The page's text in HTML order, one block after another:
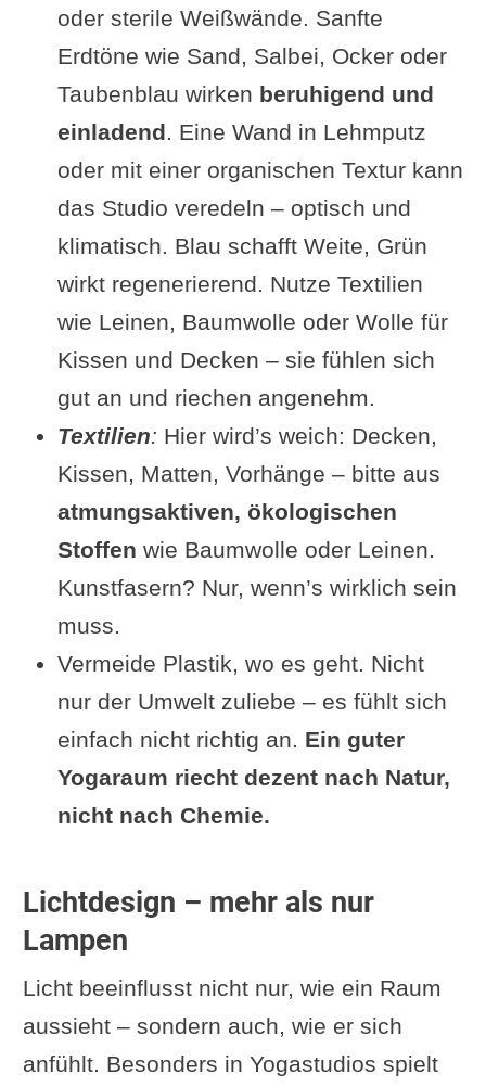
oder sterile Weißwände. Sanfte
Erdtöne wie Sand, Salbei, Ocker oder
Taubenblau wirken beruhigend und
einladend . Eine Wand in Lehmputz
oder mit einer organischen Textur kann
das Studio veredeln – optisch und
klimatisch. Blau schafft Weite, Grün
wirkt regenerierend. Nutze Textilien
wie Leinen, Baumwolle oder Wolle für
Kissen und Decken – sie fühlen sich
gut an und riechen angenehm.
Textilien: Hier wird’s weich: Decken,
Kissen, Matten, Vorhänge – bitte aus
atmungsaktiven, ökologischen
Stoffen wie Baumwolle oder Leinen.
Kunstfasern? Nur, wenn’s wirklich sein
muss.
Vermeide Plastik, wo es geht. Nicht
nur der Umwelt zuliebe – es fühlt sich
einfach nicht richtig an. Ein guter
Yogaraum riecht dezent nach Natur,
nicht nach Chemie.
Lichtdesign – mehr als nur
Lampen
Licht beeinflusst nicht nur, wie ein Raum
aussieht – sondern auch, wie er sich
anfühlt. Besonders in Yogastudios spielt